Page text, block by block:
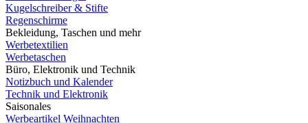
Kugelschreiber & Stifte
Regenschirme
Bekleidung, Taschen und mehr
Werbetextilien
Werbetaschen
Büro, Elektronik und Technik
Notizbuch und Kalender
Technik und Elektronik
Saisonales
Werbeartikel Weihnachten